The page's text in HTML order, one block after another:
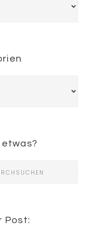
Post: